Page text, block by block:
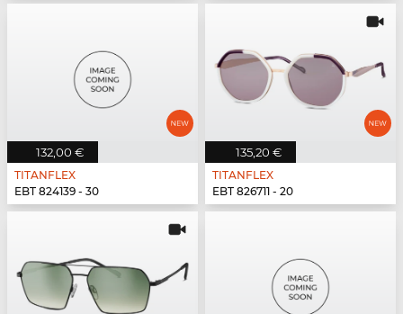
132,00 €
TITANFLEX
EBT 824139 - 30
135,20 €
TITANFLEX
EBT 826711 - 20